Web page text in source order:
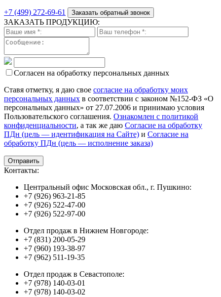
+7 (499) 272-69-61 Заказать обратный звонок
ЗАКАЗАТЬ ПРОДУКЦИЮ:
Согласен на обработку персональных данных
Ставя отметку, я даю свое согласие на обработку моих
персональных данных в соответствии с законом №152-ФЗ «О
персональных данных» от 27.07.2006 и принимаю условия
Пользовательского соглашения. Ознакомлен с политикой
конфиденциальности, а так же даю Согласие на обработку
ПДн (цель — идентификация на Сайте) и Согласие на
обработку ПДн (цель — исполнение заказа)
Контакты:
Центральный офис Московская обл., г. Пушкино:
+7 (926) 963-21-85
+7 (926) 522-47-00
+7 (926) 522-97-00
Отдел продаж в Нижнем Новгороде:
+7 (831) 200-05-29
+7 (960) 193-38-97
+7 (962) 511-19-35
Отдел продаж в Севастополе:
+7 (978) 140-03-01
+7 (978) 140-03-02